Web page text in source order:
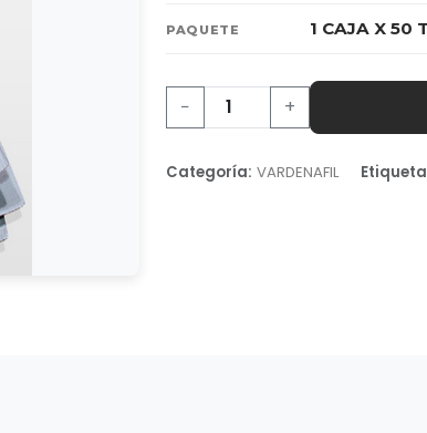
PAQUETE 1 CAJA X 50
− +
Categoría: VARDENAFIL